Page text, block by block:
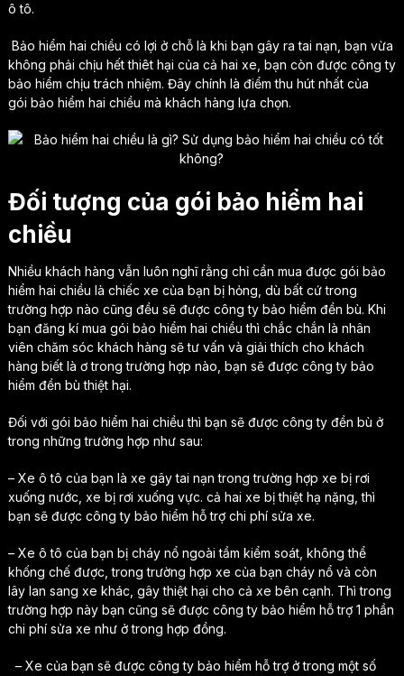
ô tô.
Bảo hiểm hai chiều có lợi ở chỗ là khi bạn gây ra tai nạn, bạn vừa
không phải chịu hết thiêt hại của cả hai xe, bạn còn được công ty
bảo hiểm chịu trách nhiệm. Đây chính là điểm thu hút nhất của
gói bảo hiểm hai chiều mà khách hàng lựa chọn.
Đối tượng của gói bảo hiểm hai
chiều
Nhiều khách hàng vẫn luôn nghĩ rằng chỉ cần mua được gói bảo
hiểm hai chiều là chiếc xe của bạn bị hỏng, dù bất cứ trong
trường hợp nào cũng đều sẽ được công ty bảo hiểm đền bù. Khi
bạn đăng kí mua gói bảo hiểm hai chiều thì chắc chắn là nhân
viên chăm sóc khách hàng sẽ tư vấn và giải thích cho khách
hàng biết là ơ trong trường hợp nào, bạn sẽ được công ty bảo
hiểm đền bù thiệt hại.
Đối với gói bảo hiểm hai chiều thì bạn sẽ được công ty đền bù ở
trong những trường hợp như sau:
– Xe ô tô của bạn là xe gây tai nạn trong trường hợp xe bị rơi
xuống nước, xe bị rơi xuống vực. cả hai xe bị thiệt hạ nặng, thì
bạn sẽ được công ty bảo hiểm hỗ trợ chi phí sửa xe.
– Xe ô tô của bạn bị cháy nổ ngoài tầm kiểm soát, không thể
khống chế được, trong trường hợp xe của bạn cháy nổ và còn
lây lan sang xe khác, gây thiệt hại cho cả xe bên cạnh. Thì trong
trường hợp này bạn cũng sẽ được công ty bảo hiểm hỗ trợ 1 phần
chi phí sửa xe như ở trong hợp đồng.
– Xe của bạn sẽ được công ty bảo hiểm hỗ trợ ở trong một số